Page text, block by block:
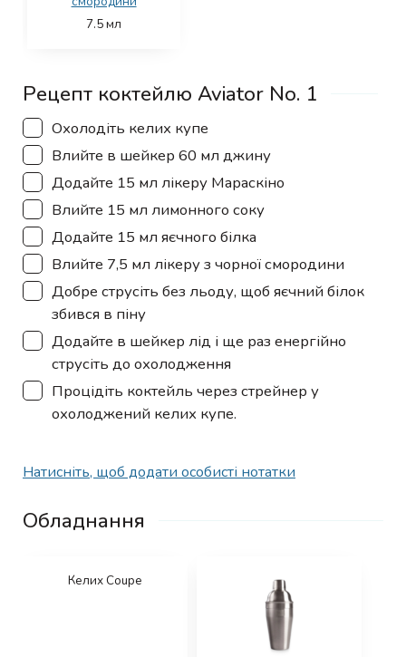
7.5мл
Рецепт коктейлю Aviator No. 1
▢
Охолодіть келих купе
▢
Влийте в шейкер 60 мл джину
▢
Додайте 15 мл лікеру Мараскіно
▢
Влийте 15 мл лимонного соку
▢
Додайте 15 мл яєчного білка
▢
Влийте 7,5 мл лікеру з чорної смородини
▢
Добре струсіть без льоду, щоб яєчний білок
збився в піну
▢
Додайте в шейкер лід і ще раз енергійно
струсіть до охолодження
▢
Процідіть коктейль через стрейнер у
охолоджений келих купе.
Натисніть, щоб додати особисті нотатки
Обладнання
Келих Coupe